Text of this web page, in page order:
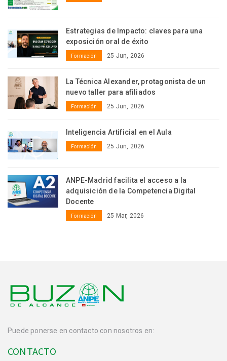
Estrategias de Impacto: claves para una
exposición oral de éxito
Formación 25 Jun, 2026
La Técnica Alexander, protagonista de un
nuevo taller para afiliados
Formación 25 Jun, 2026
Inteligencia Artificial en el Aula
Formación 25 Jun, 2026
ANPE-Madrid facilita el acceso a la
adquisición de la Competencia Digital
Docente
Formación 25 Mar, 2026
Puede ponerse en contacto con nosotros en:
CONTACTO